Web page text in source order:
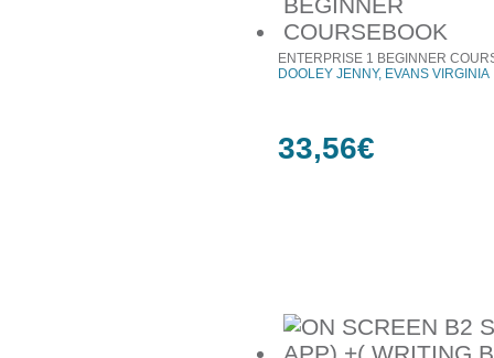
ENTERPRISE 1 BEGINNER
DOOLEY JENNY, EVANS VIRGINIA
33,56€